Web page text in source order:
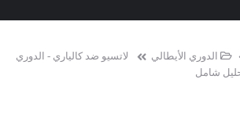
الدوري الأيطالي
لاتسيو ضد كالياري - الدوري
شامل